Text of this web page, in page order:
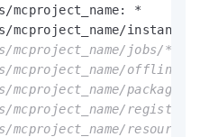
/mcproject_name: *
/mcproject_name/instances
jobs/*: *